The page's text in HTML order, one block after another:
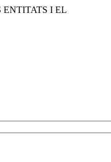
ENTITATS I EL